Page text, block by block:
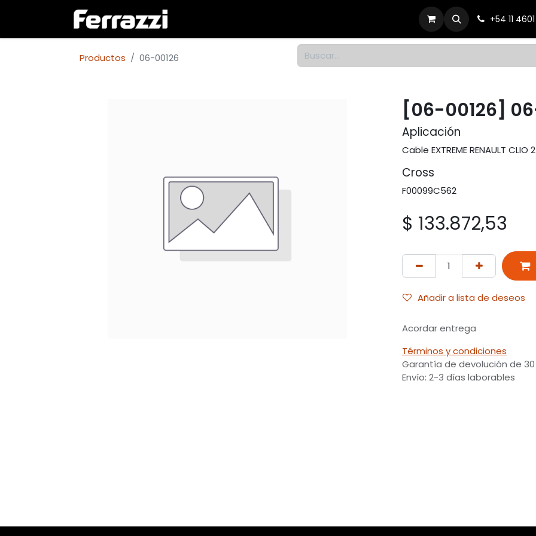
Contacto +54 11 4601
Productos 06-00126
[06-00126]
Aplicación
Cable EXTREME RENAULT
Cross
F00099C562
$ 133.872,53
Añadir a lista de deseos
Acordar entrega
Términos y condiciones
Garantía de devolución de
Envío: 2-3 días laborables